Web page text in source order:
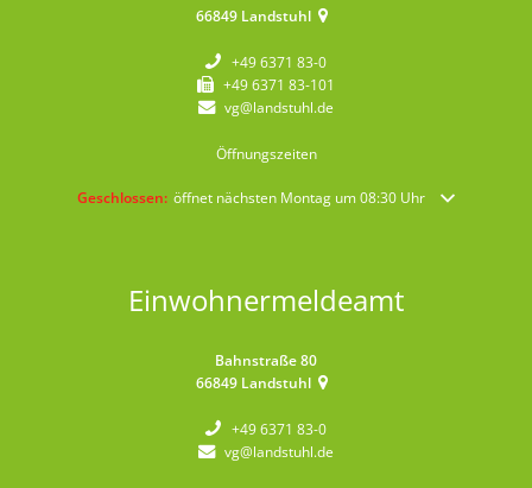
66849 Landstuhl
+49 6371 83-0
+49 6371 83-101
vg@landstuhl.de
Öffnungszeiten
Klicken, um weitere Öffnungs- oder Schließzeiten auszublenden
Geschlossen: öffnet nächsten Montag um 08:30 Uhr
Einwohnermeldeamt
Bahnstraße 80
66849 Landstuhl
+49 6371 83-0
vg@landstuhl.de